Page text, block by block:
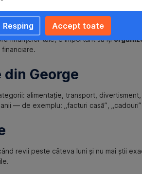
tranzacțiile
finanțelor tale, e important să îți
George
alimentație, transport,
— de exemplu: „facturi casă”,
revii peste câteva luni și nu mai știi
Resping Accept toate